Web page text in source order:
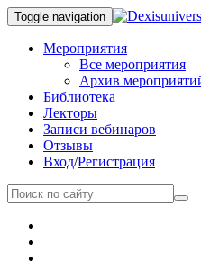
Toggle navigation
Мероприятия
Все мероприятия
Архив
Библиотека
Лекторы
Записи вебинаров
Отзывы
Вход/Регистрация